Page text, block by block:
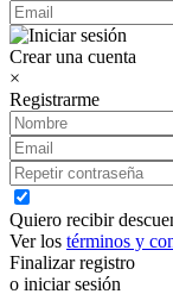
Crear una cuenta
×
Registrarme
Quiero recibir
Ver los términos y
Finalizar registro
o iniciar sesión